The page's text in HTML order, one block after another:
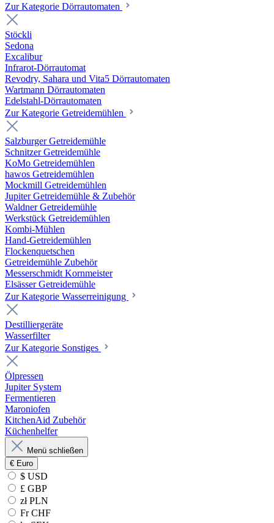
Zur Kategorie Dörrautomaten
Stöckli
Sedona
Excalibur
Infrarot-Dörrautomat
Revodry, Sahara und Vita5 Dörrautomaten
Wartmann Dörrautomaten
Edelstahl-Dörrautomaten
Zur Kategorie Getreidemühlen
Salzburger Getreidemühle
Schnitzer Getreidemühle
KoMo Getreidemühlen
hawos Getreidemühlen
Mockmill Getreidemühlen
Jupiter Getreidemühle & Zubehör
Waldner Getreidemühle
Werkstück Getreidemühlen
Kombi-Mühlen
Hand-Getreidemühlen
Flockenquetschen
Getreidemühle Zubehör
Messerschmidt Kornmeister
Elsässer Getreidemühle
Zur Kategorie Wasserreinigung
Destilliergeräte
Wasserfilter
Zur Kategorie Sonstiges
Ölpressen
Jupiter System
Fermentieren
Maroniofen
KitchenAid Zubehör
Küchenhelfer
Menü schließen
€ Euro
$ USD
£ GBP
zł PLN
Fr CHF